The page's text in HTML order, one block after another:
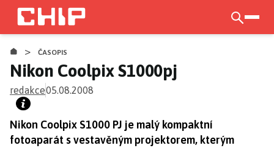
Přejít
hlavnímu
obsahu
> ČASOPIS
Nikon Coolpix S1000pj
redakce05.08.2008
Nikon Coolpix S1000 PJ je malý kompaktní
fotoaparát s vestavěným projektorem, kterým